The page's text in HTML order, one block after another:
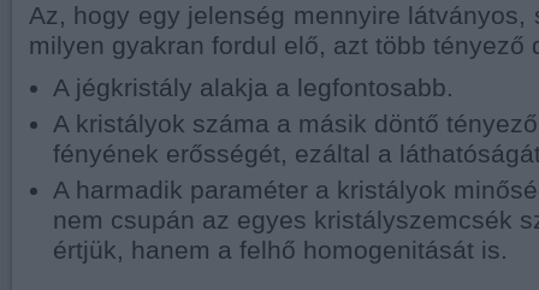
Az, hogy egy jelenség mennyire látványos,
milyen gyakran fordul elő, azt több tényező
A jégkristály alakja a legfontosabb.
A kristályok száma a másik döntő
fényének erősségét, ezáltal a
A harmadik paraméter a kristályok
nem csupán az egyes kristályszemcsék
értjük, hanem a felhő homogenitását is.